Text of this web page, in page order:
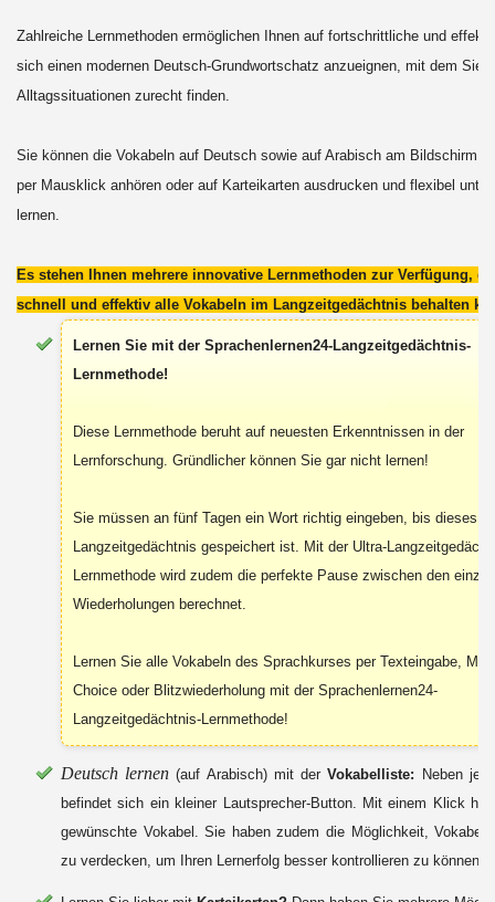
Zahlreiche Lernmethoden ermöglichen Ihnen auf fortschrittliche und
sich einen modernen Deutsch-Grundwortschatz anzueignen, mit dem Sie
Alltagssituationen zurecht finden.
Sie können die Vokabeln auf Deutsch sowie auf Arabisch am Bildschirm
per Mausklick anhören oder auf Karteikarten ausdrucken und flexibel
lernen.
Es stehen Ihnen mehrere innovative Lernmethoden zur Verfügung,
schnell und effektiv alle Vokabeln im Langzeitgedächtnis behalten
Lernen Sie mit der Sprachenlernen24-Langzeitgedächtnis-
Lernmethode!
Diese Lernmethode beruht auf neuesten Erkenntnissen in der
Lernforschung. Gründlicher können Sie gar nicht lernen!
Sie müssen an fünf Tagen ein Wort richtig eingeben, bis dieses
Langzeitgedächtnis gespeichert ist. Mit der Ultra-
Lernmethode wird zudem die perfekte Pause zwischen den
Wiederholungen berechnet.
Lernen Sie alle Vokabeln des Sprachkurses per Texteingabe,
Choice oder Blitzwiederholung mit der Sprachenlernen24-
Langzeitgedächtnis-Lernmethode!
Deutsch lernen (auf Arabisch) mit derVokabelliste: Neben
befindet sich ein kleiner Lautsprecher-Button. Mit einem Klick
gewünschte Vokabel. Sie haben zudem die Möglichkeit,
zu verdecken, um Ihren Lernerfolg besser kontrollieren zu können.